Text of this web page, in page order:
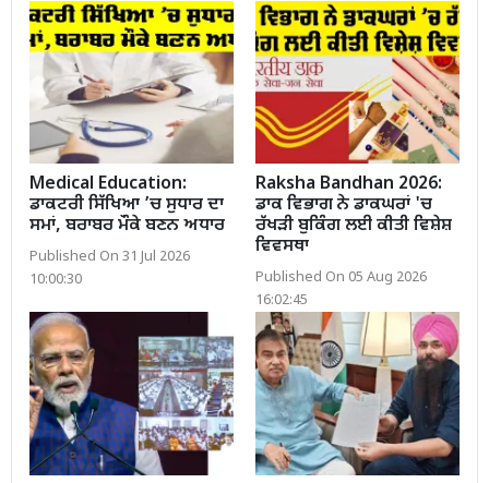
Medical Education:
ਡਾਕਟਰੀ ਸਿੱਖਿਆ ’ਚ ਸੁਧਾਰ ਦਾ
ਸਮਾਂ, ਬਰਾਬਰ ਮੌਕੇ ਬਣਨ ਅਧਾਰ
Published On 31 Jul 2026
10:00:30
Raksha Bandhan 2026:
ਡਾਕ ਵਿਭਾਗ ਨੇ ਡਾਕਘਰਾਂ 'ਚ
ਰੱਖੜੀ ਬੁਕਿੰਗ ਲਈ ਕੀਤੀ ਵਿਸ਼ੇਸ਼
ਵਿਵਸਥਾ
Published On 05 Aug 2026
16:02:45